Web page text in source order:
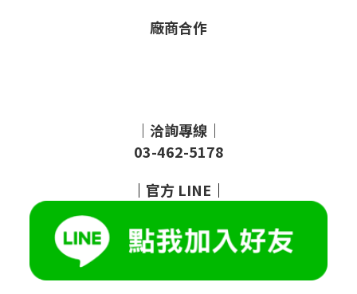
廠商合作
｜洽詢專線｜
03-462-5178
｜ 官方 LINE ｜